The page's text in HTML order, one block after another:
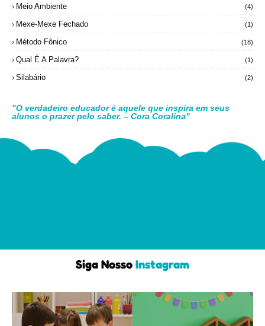
Meio Ambiente (4)
Mexe-Mexe Fechado (1)
Método Fônico (18)
Qual É A Palavra? (1)
Silabário (2)
"O verdadeiro educador é aquele que inspira em seus
alunos o prazer pelo saber. – Cora Coralina"
Siga Nosso Instagram